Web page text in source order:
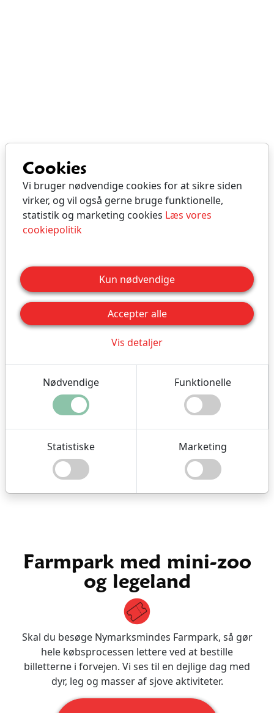
Cookies
Vi bruger nødvendige cookies for at sikre siden
virker, og vil også gerne bruge funktionelle,
statistik og marketing cookies Læs vores
cookiepolitik
Kun nødvendige
Accepter alle
Vis detaljer
Nødvendige Funktionelle
Statistiske Marketing
NYMARKSMINDE
WEBSHOP
Entrébilletter, guidede ture, overnatning og ferie
Farmpark med mini-zoo
og legeland
Skal du besøge Nymarksmindes Farmpark, så gør
hele købsprocessen lettere ved at bestille
billetterne i forvejen. Vi ses til en dejlige dag med
dyr, leg og masser af sjove aktiviteter.